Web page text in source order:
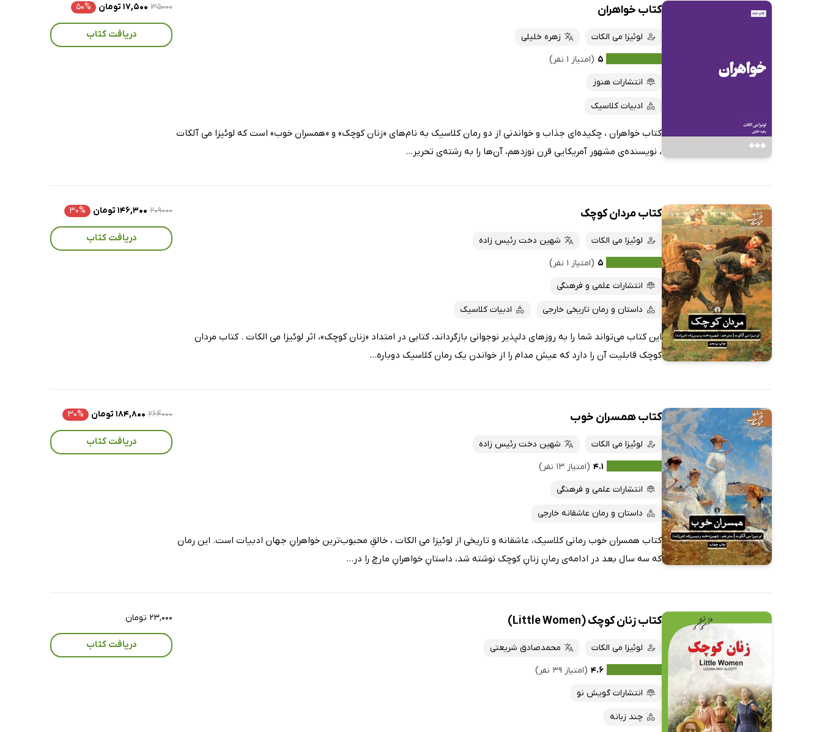
کتاب خواهران
لوئیزا می الکات
زهره خلیلی
۵ (امتیاز ۱ نفر)
انتشارات هنوز
ادبیات کلاسیک
کتاب خواهران ، چکیده‌ای جذاب و خواندنی از دو رمان کلاسیک به نام‌های «زنان کوچک» و «همسران خوب» است که لوئیزا می آلکات
، نویسنده‌ی مشهور آمریکایی قرن نوزدهم، آن‌ها را به رشته‌ی تحریر...
۳۵۰۰۰ ۱۷,۵۰۰ تومان ۵۰%
دریافت کتاب
کتاب مردان کوچک
لوئیزا می الکات
شهین دخت رئیس زاده
۵ (امتیاز ۱ نفر)
انتشارات علمی و فرهنگی
داستان و رمان تاریخی خارجی ادبیات کلاسیک
این کتاب می‌تواند شما را به روزهای دلپذیر نوجوانی بازگرداند، کتابی در امتداد «زنان کوچک»، اثر لوئیزا می الکات . کتاب مردان
کوچک قابلیت آن را دارد که عیش مدام را از خواندن یک رمان کلاسیک دوباره...
۲۰۹۰۰۰ ۱۴۶,۳۰۰ تومان ۳۰%
دریافت کتاب
کتاب همسران خوب
لوئیزا می الکات
شهین دخت رئیس زاده
۴.۱ (امتیاز ۱۳ نفر)
انتشارات علمی و فرهنگی
داستان و رمان عاشقانه خارجی
کتاب همسران خوب رمانی کلاسیک، عاشقانه و تاریخی از لوئیزا می الکات ، خالقِ محبوب‌ترین خواهرانِ جهان ادبیات است. این رمان
که سه سال بعد در ادامه‌ی رمانِ زنانِ کوچک نوشته شد، داستانِ خواهرانِ مارچ را در...
۲۶۴۰۰۰ ۱۸۴,۸۰۰ تومان ۳۰%
دریافت کتاب
کتاب زنان کوچک (Little Women)
لوئیزا می الکات
محمدصادق شریعتی
۴.۶ (امتیاز ۳۹ نفر)
انتشارات گویش نو
چند زبانه
۲۳,۰۰۰ تومان
دریافت کتاب